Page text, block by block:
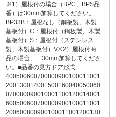
※1）屋根付の場合（BPC、BPS品
番）は30mm加算してください。
BP33B：屋根なし（鋼板製、木製
基板付）C：屋根付（鋼板製、木製
基板付）S：屋根付（ステンレス
製、木製基板付）V※2）屋根付商
品の場合、 30mm加算してくださ
い。■品番の見方ドア形式
400500600700800900100011001
200130014001500160040050060
070080090010001100120014001
600500600700800900100011001
200600800900100011001200130